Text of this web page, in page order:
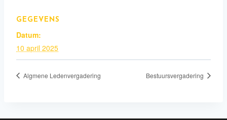
GEGEVENS
Datum:
10 april 2025
Algmene Ledenvergadering Bestuursvergadering